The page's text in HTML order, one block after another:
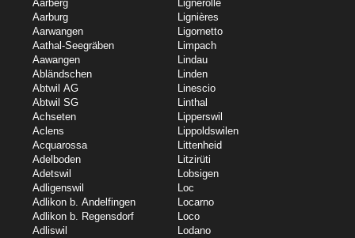
Aarberg
Aarburg
Aarwangen
Aathal-Seegräben
Aawangen
Abländschen
Abtwil AG
Abtwil SG
Achseten
Aclens
Acquarossa
Adelboden
Adetswil
Adligenswil
Adlikon b. Andelfingen
Adlikon b. Regensdorf
Adliswil
Lignerolle
Lignières
Ligornetto
Limpach
Lindau
Linden
Linescio
Linthal
Lipperswil
Lippoldswilen
Littenheid
Litzirüti
Lobsigen
Loc
Locarno
Loco
Lodano